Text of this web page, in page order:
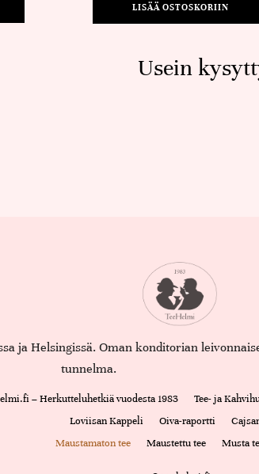
LISÄÄ OSTOSKORIIN
Usein
ja Helsingissä. Oman konditorian
tunnelma.
– Herkutteluhetkiä vuodesta 1983 Tee- ja
Loviisan Kappeli
Oiva-raportti
Maustamaton tee
Maustettu tee Musta